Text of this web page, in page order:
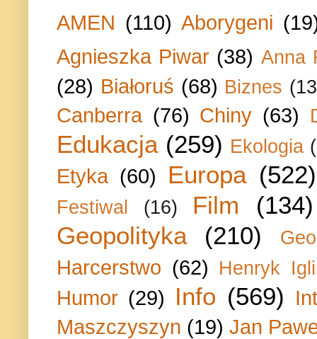
AMEN (110) Aborygeni
Agnieszka Piwar (38) Anna
(28) Białoruś (68) Biznes
Canberra (76) Chiny (63)
Edukacja (259) Ekologia
Etyka (60) Europa (522)
Festiwal (16) Film
(134)
Geopolityka
(210)
Harcerstwo (62) Henryk
Humor (29) Info (569)
Maszczyszyn (19) Jan